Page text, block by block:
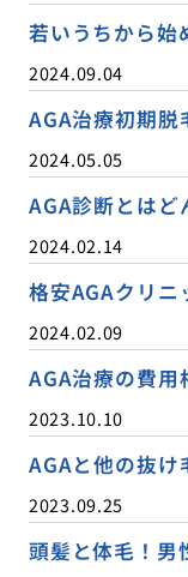
若いうちから始
2024.09.04
AGA治療初期脱
2024.05.05
AGA診断とはど
2024.02.14
格安AGAクリニ
2024.02.09
AGA治療の費用
2023.10.10
AGAと他の抜け
2023.09.25
頭髪と体毛！男